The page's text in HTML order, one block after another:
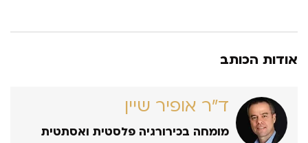
אודות הכותב
ד״ר אופיר שיין
מומחה בכירורגיה פלסטית ואסתטית